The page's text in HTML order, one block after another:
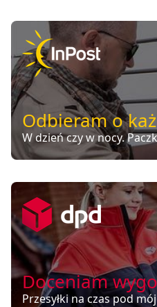
Odbieram o
W dzień czy w nocy.
Doceniam
Przesyłki na czas pod